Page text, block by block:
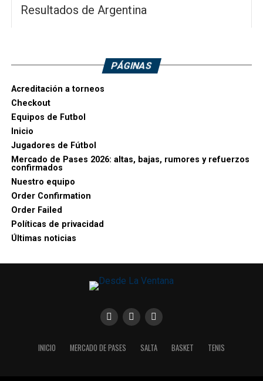
Resultados de Argentina
PÁGINAS
Acreditación a torneos
Checkout
Equipos de Futbol
Inicio
Jugadores de Fútbol
Mercado de Pases 2026: altas, bajas, rumores y refuerzos
confirmados
Nuestro equipo
Order Confirmation
Order Failed
Políticas de privacidad
Últimas noticias
INICIO MERCADO DE PASES SALTA BASKET TENIS